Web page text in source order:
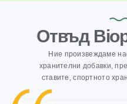
Отвъд
Ние произвеждаме
хранителни добавки,
ставите, спортното